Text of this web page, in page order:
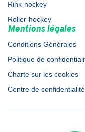
Rink-hockey
Roller-hockey
Mentions légales
Conditions Générales
Politique de
Charte sur les cookies
Centre de confidentialité